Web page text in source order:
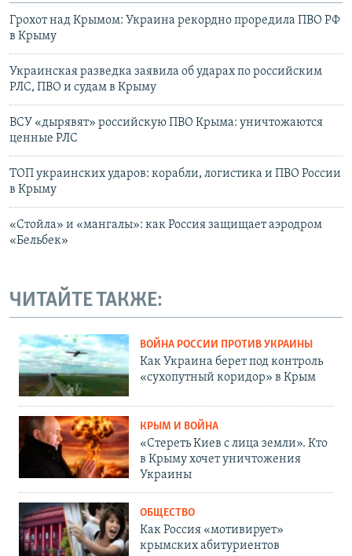
Грохот над Крымом: Украина рекордно проредила ПВО РФ
в Крыму
Украинская разведка заявила об ударах по российским
РЛС, ПВО и судам в Крыму
ВСУ «дырявят» российскую ПВО Крыма: уничтожаются
ценные РЛС
ТОП украинских ударов: корабли, логистика и ПВО России
в Крыму
«Стойла» и «мангалы»: как Россия защищает аэродром
«Бельбек»
ЧИТАЙТЕ ТАКЖЕ:
ВОЙНА РОССИИ ПРОТИВ УКРАИНЫ
Как Украина берет под контроль
«сухопутный коридор» в Крым
КРЫМ И ВОЙНА
«Стереть Киев с лица земли». Кто
в Крыму хочет уничтожения
Украины
ОБЩЕСТВО
Как Россия «мотивирует»
крымских абитуриентов